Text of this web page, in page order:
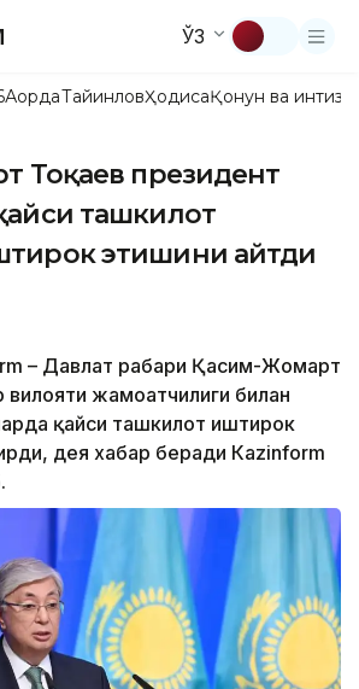
ЎЗ
АқордаТайинловҲодисаҚонун ва
Тоқаев президент
ташкилот
этишини айтди
– Давлат раҳбари Қасим-Жомарт
жамоатчилиги билан
қайси ташкилот иштирок
дея хабар беради Кazinform